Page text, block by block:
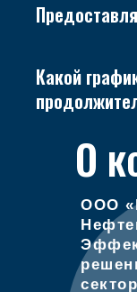
Какой
О
ООО